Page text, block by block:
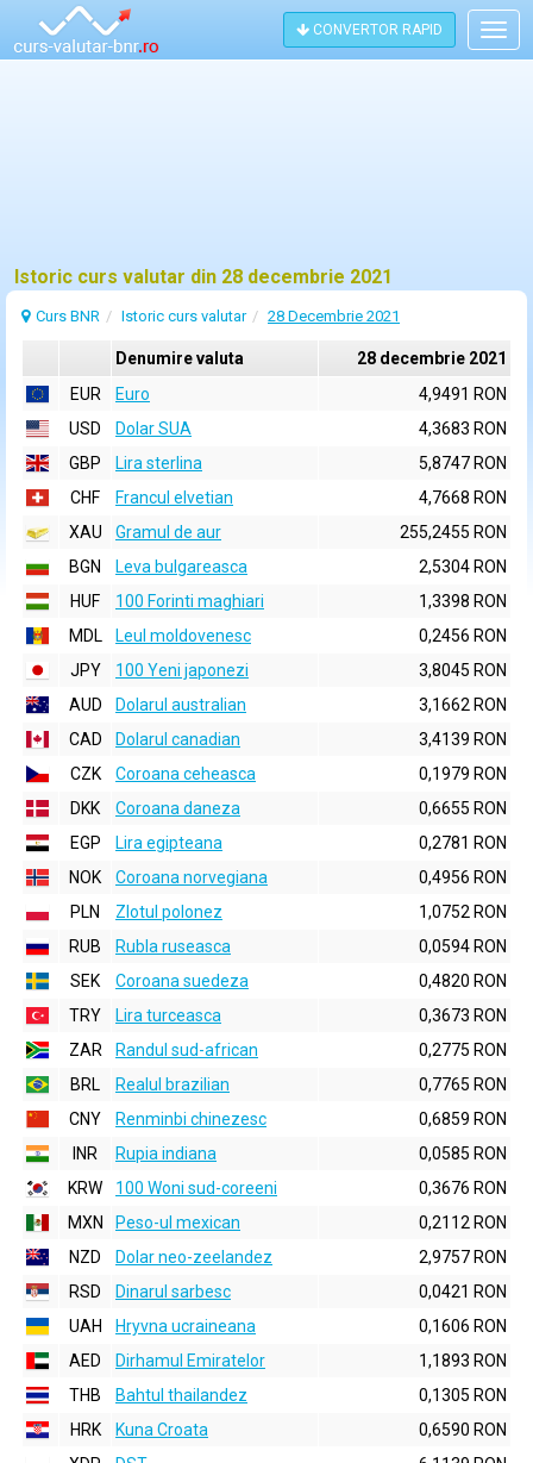
CONVERTOR RAPID
Istoric curs valutar din 28 decembrie 2021
Curs BNR Istoric curs valutar 28 Decembrie 2021
Denumire valuta
28 decembrie 2021
EUR
Euro
4,9491 RON
USD
Dolar SUA
4,3683 RON
GBP
Lira sterlina
5,8747 RON
CHF
Francul elvetian
4,7668 RON
XAU
Gramul de aur
255,2455 RON
BGN
Leva bulgareasca
2,5304 RON
HUF
100 Forinti maghiari
1,3398 RON
MDL
Leul moldovenesc
0,2456 RON
JPY
100 Yeni japonezi
3,8045 RON
AUD
Dolarul australian
3,1662 RON
CAD
Dolarul canadian
3,4139 RON
CZK
Coroana ceheasca
0,1979 RON
DKK
Coroana daneza
0,6655 RON
EGP
Lira egipteana
0,2781 RON
NOK
Coroana norvegiana
0,4956 RON
PLN
Zlotul polonez
1,0752 RON
RUB
Rubla ruseasca
0,0594 RON
SEK
Coroana suedeza
0,4820 RON
TRY
Lira turceasca
0,3673 RON
ZAR
Randul sud-african
0,2775 RON
BRL
Realul brazilian
0,7765 RON
CNY
Renminbi chinezesc
0,6859 RON
INR
Rupia indiana
0,0585 RON
KRW
100 Woni sud-coreeni
0,3676 RON
MXN
Peso-ul mexican
0,2112 RON
NZD
Dolar neo-zeelandez
2,9757 RON
RSD
Dinarul sarbesc
0,0421 RON
UAH
Hryvna ucraineana
0,1606 RON
AED
Dirhamul Emiratelor
1,1893 RON
THB
Bahtul thailandez
0,1305 RON
HRK
Kuna Croata
0,6590 RON